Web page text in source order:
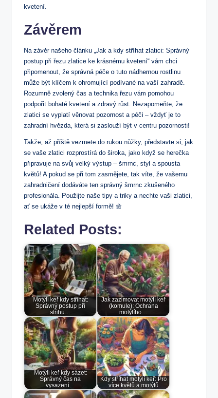
kvetení.
Závěrem
Na závěr našeho článku „Jak a kdy stříhat zlatici: Správný
postup při řezu zlatice ke krásnému kvetení“ vám chci
připomenout, že správná péče o tuto nádhernou rostlinu
může být klíčem k ohromující podívané na vaší zahradě.
Rozumně zvolený čas a technika řezu vám pomohou
podpořit bohaté kvetení a zdravý růst. Nezapomeňte, že
zlatici se vyplatí věnovat pozornost a péči – vždyť je to
zahradní hvězda, která si zaslouží být v centru pozornosti!
Takže, až příště vezmete do rukou nůžky, představte si, jak
se vaše zlatici rozprostírá do široka, jako když se herečka
připravuje na svůj velký výstup – šmrnc, styl a spousta
květů! A pokud se při tom zasmějete, tak víte, že vašemu
zahradničení dodáváte ten správný šmrnc zkušeného
profesionála. Použijte naše tipy a triky a nechte vaši zlatici,
ať se ukáže v té nejlepší formě! 🌼
Related Posts:
Motýlí keř kdy stříhat:
Správný postup při
střihu…
Jak zazimovat motýlí keř
(komule): Ochrana
motýlího…
Motýlí keř kdy sázet:
Správný čas na
vysazení…
Kdy stříhat motýlí keř: Pro
více květů a motýlů